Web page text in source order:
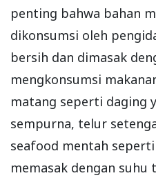
penting bahwa bahan
dikonsumsi oleh
bersih dan dimasak
mengkonsumsi
matang seperti daging
sempurna, telur
seafood mentah
memasak dengan